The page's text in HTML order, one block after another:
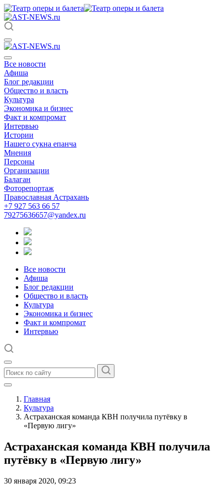
Все новости
Афиша
Блог редакции
Общество и власть
Культура
Экономика и бизнес
Факт и компромат
Интервью
Истории
Нашего сукна епанча
Мнения
Персоны
Организации
Балаган
Фоторепортаж
Православная Астрахань
+7 927 563 66 57
79275636657@yandex.ru
Все новости
Афиша
Блог редакции
Общество и власть
Культура
Экономика и бизнес
Факт и компромат
Интервью
Главная
Культура
Астраханская команда КВН получила путёвку в
«Первую лигу»
Астраханская команда КВН получила
путёвку в «Первую лигу»
30 января 2020, 09:23